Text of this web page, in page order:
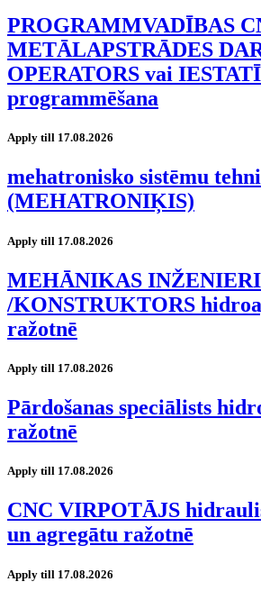
PROGRAMMVADĪBAS
METĀLAPSTRĀDES
OPERATORS vai
programmēšana
Apply till 17.08.2026
mehatronisko sistēmu
(MEHATRONIĶIS)
Apply till 17.08.2026
MEHĀNIKAS
/KONSTRUKTORS
ražotnē
Apply till 17.08.2026
Pārdošanas speciālists
ražotnē
Apply till 17.08.2026
CNC VIRPOTĀJS
un agregātu ražotnē
Apply till 17.08.2026